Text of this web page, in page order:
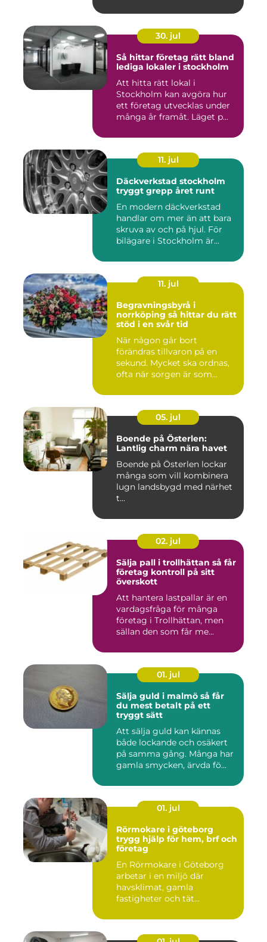
30. jul
Så hittar företag rätt bland
lediga lokaler i stockholm
Att hitta rätt lokal i
Stockholm kan avgöra hur
ett företag utvecklas under
många år framåt. Läget p...
11. jul
Däckverkstad stockholm
tryggt grepp året runt
En modern däckverkstad
handlar om mer än att bara
skruva av och på hjul. För
bilägare i Stockholm är...
11. jul
Begravningsbyrå i
norrköping så hittar du rätt
stöd i en svår tid
När någon går bort
förändras tillvaron på en
sekund. Mycket ska ordnas,
ofta när sorgen är som
05. jul
Boende på Österlen:
Lantlig charm nära havet
Boende på Österlen lockar
många som vill kombinera
lugn landsbygd med närhet
t...
02. jul
Sälja pall i trollhättan så får
företag kontroll på sitt
överskott
Att hantera lastpallar är en
vardagsfråga för många
företag i Trollhättan, men
sällan den som får me...
01. jul
Sälja guld i malmö så får
du mest betalt på ett
tryggt sätt
Att sälja guld kan kännas
både lockande och osäkert
på samma gång. Många har
gamla smycken, ärvda fö...
01. jul
Rörmokare i göteborg
trygg hjälp för hem, brf och
företag
En Rörmokare i Göteborg
arbetar i en miljö där
havsklimat, gamla
fastigheter och tät